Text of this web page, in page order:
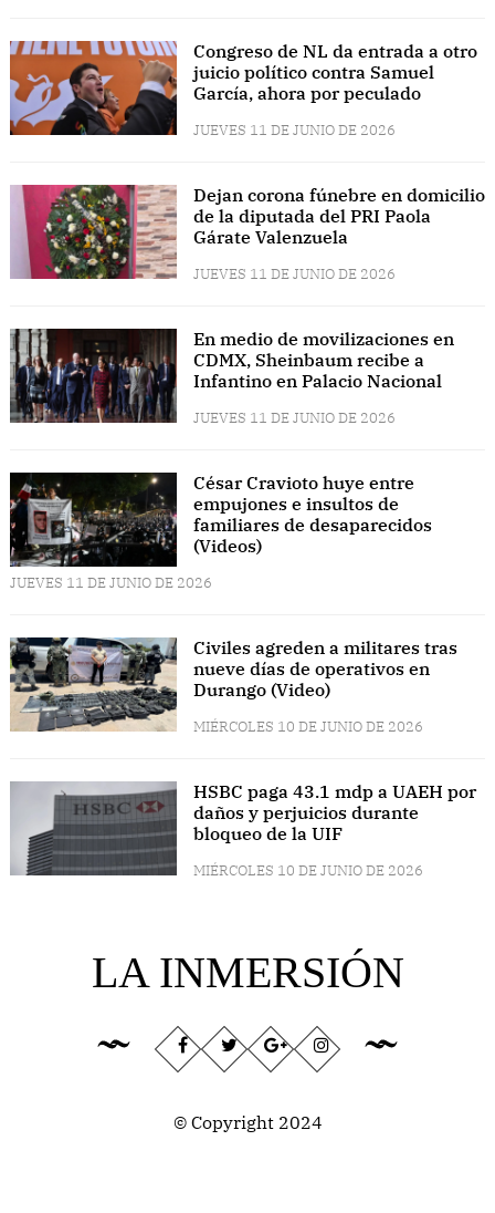
Congreso de NL da entrada a otro
juicio político contra Samuel
García, ahora por peculado
JUEVES 11 DE JUNIO DE 2026
Dejan corona fúnebre en domicilio
de la diputada del PRI Paola
Gárate Valenzuela
JUEVES 11 DE JUNIO DE 2026
En medio de movilizaciones en
CDMX, Sheinbaum recibe a
Infantino en Palacio Nacional
JUEVES 11 DE JUNIO DE 2026
César Cravioto huye entre
empujones e insultos de
familiares de desaparecidos
(Videos)
JUEVES 11 DE JUNIO DE 2026
Civiles agreden a militares tras
nueve días de operativos en
Durango (Video)
MIÉRCOLES 10 DE JUNIO DE 2026
HSBC paga 43.1 mdp a UAEH por
daños y perjuicios durante
bloqueo de la UIF
MIÉRCOLES 10 DE JUNIO DE 2026
LA INMERSIÓN
© Copyright 2024